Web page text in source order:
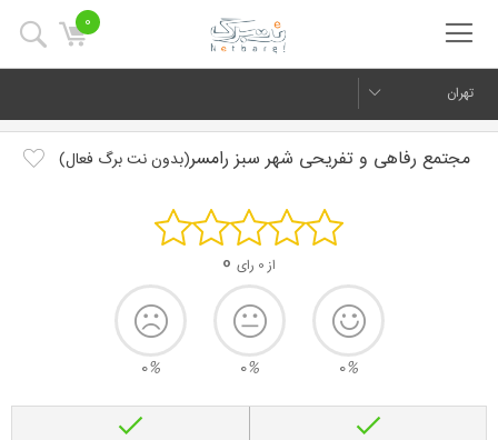
0
تهران
مجتمع رفاهی و تفریحی شهر سبز رامسر(بدون نت برگ فعال)
از 0 رای 0
0%
0%
0%